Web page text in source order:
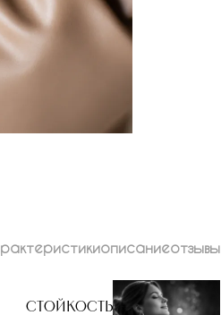
описаниеотзывы
Стойкость